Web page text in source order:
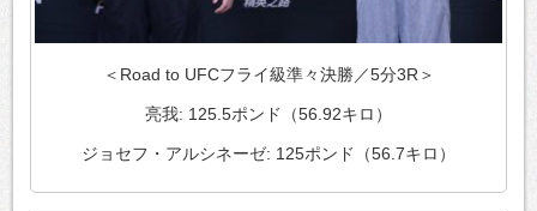
＜Road to UFCフライ級準々決勝／5分3R＞
亮我: 125.5ポンド（56.92キロ）
ジョセフ・アルシネーゼ: 125ポンド（56.7キロ）